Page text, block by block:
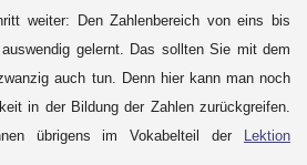
weiter: Den Zahlenbereich von eins bis
gelernt. Das sollten Sie mit dem
auch tun. Denn hier kann man noch
in der Bildung der Zahlen zurückgreifen.
übrigens im Vokabelteil der
Lektion